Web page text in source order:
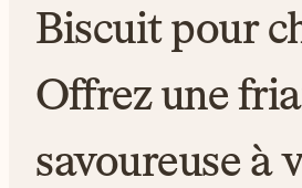
Biscuit pour
Offrez une
savoureuse à